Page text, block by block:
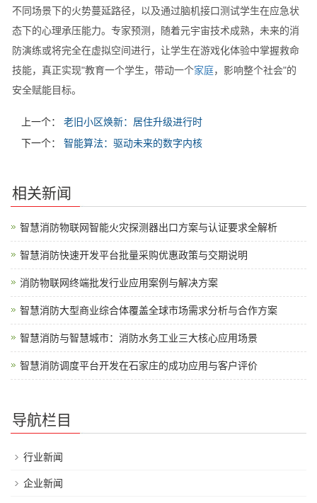
不同场景下的火势蔓延路径，以及通过脑机接口测试学生在应急状
态下的心理承压能力。专家预测，随着元宇宙技术成熟，未来的消
防演练或将完全在虚拟空间进行，让学生在游戏化体验中掌握救命
技能，真正实现"教育一个学生，带动一个家庭，影响整个社会"的
安全赋能目标。
上一个：
老旧小区焕新：居住升级进行时
下一个：
智能算法：驱动未来的数字内核
相关新闻
智慧消防物联网智能火灾探测器出口方案与认证要求全解析
智慧消防快速开发平台批量采购优惠政策与交期说明
消防物联网终端批发行业应用案例与解决方案
智慧消防大型商业综合体覆盖全球市场需求分析与合作方案
智慧消防与智慧城市：消防水务工业三大核心应用场景
智慧消防调度平台开发在石家庄的成功应用与客户评价
导航栏目
行业新闻
企业新闻